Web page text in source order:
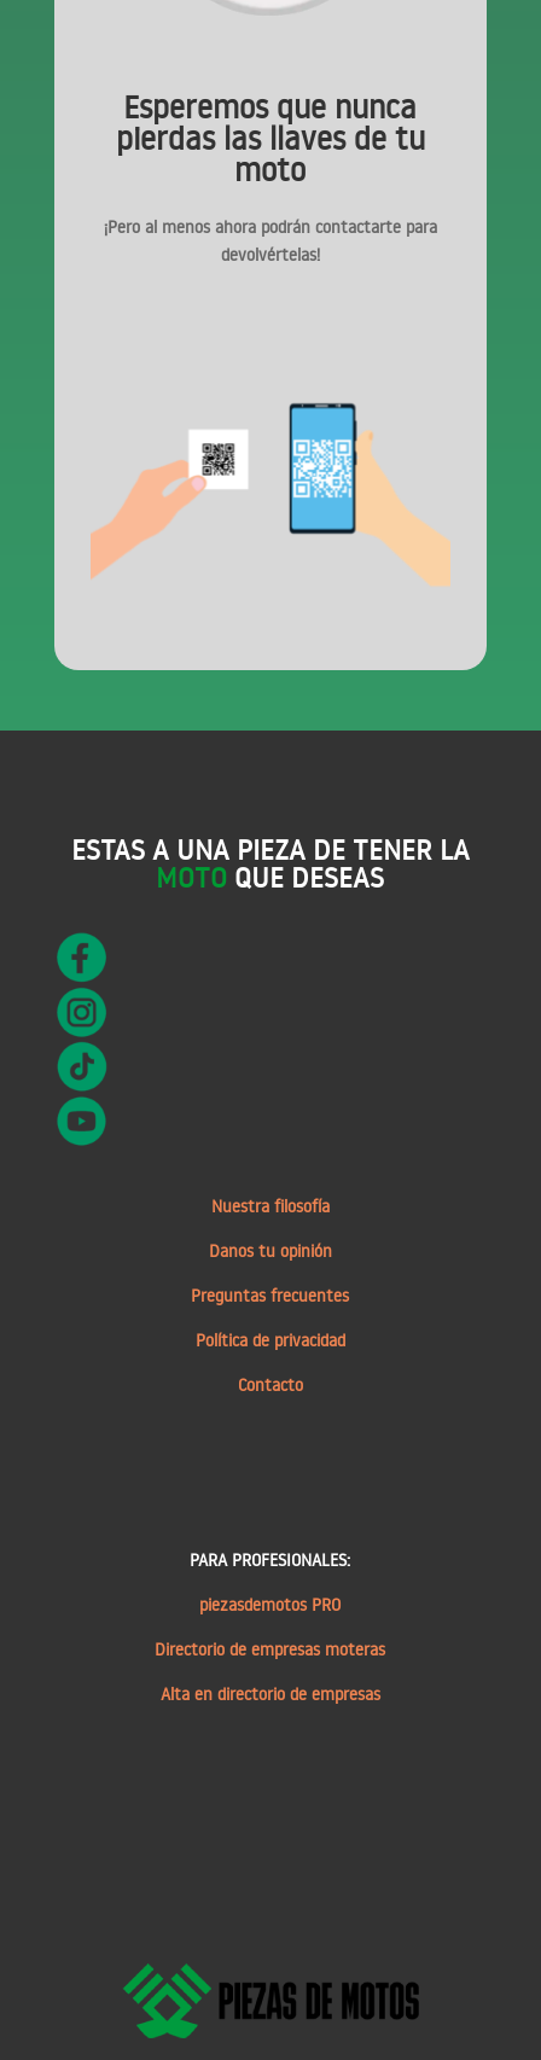
Esperemos que nunca
pierdas las llaves de tu
moto
¡Pero al menos ahora podrán contactarte para
devolvértelas!
ESTAS A UNA PIEZA DE TENER LA
MOTO QUE DESEAS
Nuestra filosofía
Danos tu opinión
Preguntas frecuentes
Política de privacidad
Contacto
PARA PROFESIONALES:
piezasdemotos PRO
Directorio de empresas moteras
Alta en directorio de empresas